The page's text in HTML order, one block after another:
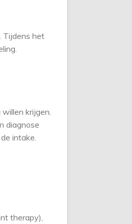
Tijdens het
krijgen.
diagnose
intake.
therapy),